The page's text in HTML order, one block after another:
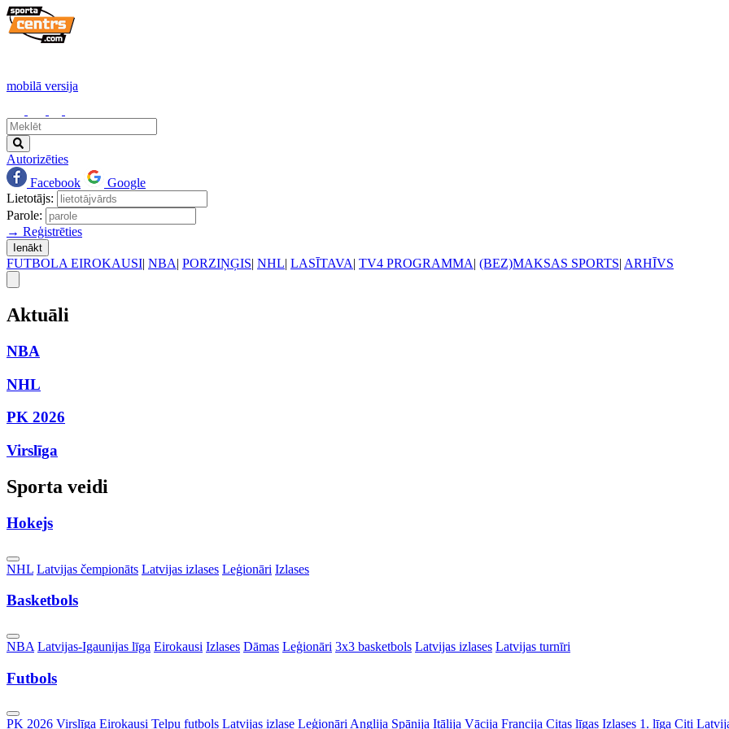
mobilā versija
Autorizēties
Facebook
Google
Lietotājs:
Parole:
→ Reģistrēties
Ienākt
FUTBOLA EIROKAUSI| NBA| PORZIŅĢIS| NHL| LASĪTAVA| TV4 PROGRAMMA| (BEZ)MAKSAS SPORTS| ARHĪVS
Aktuāli
NBA
NHL
PK 2026
Virslīga
Sporta veidi
Hokejs
Toggle
Dropdown
NHL Latvijas čempionāts Latvijas izlases Leģionāri Izlases
Basketbols
Toggle
Dropdown
NBA Latvijas-Igaunijas līga Eirokausi Izlases Dāmas Leģionāri 3x3 basketbols Latvijas izlases Latvijas turnīri
Futbols
Toggle
PK 2026 Virslīga Eirokausi Telpu futbols Latvijas izlase Leģionāri Anglija Spānija Itālija Vācija Francija Citas līgas Izlases 1. līga Citi